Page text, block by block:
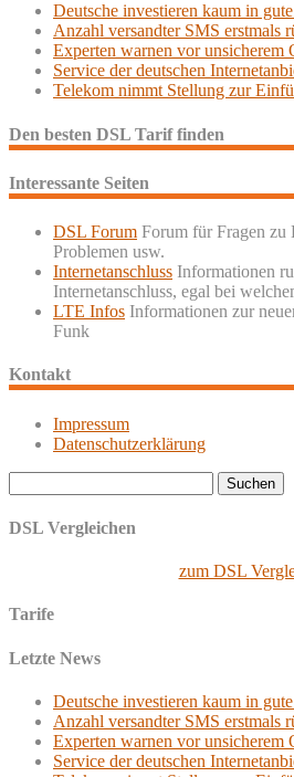
Deutsche investieren kaum in
Anzahl versandter SMS erstmals
Experten warnen vor unsicherem
Service der deutschen
Telekom nimmt Stellung zur
Den besten DSL Tarif finden
Interessante Seiten
DSL Forum Forum für Fragen zu
Problemen usw.
Internetanschluss Informationen
Internetanschluss, egal bei
LTE Infos Informationen zur
Funk
Kontakt
Impressum
Datenschutzerklärung
nach:
DSL Vergleichen
zum DSL
Tarife
Letzte News
Deutsche investieren kaum in
Anzahl versandter SMS erstmals
Experten warnen vor unsicherem
Service der deutschen